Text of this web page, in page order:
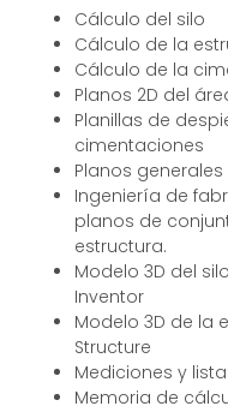
Cálculo del silo
Cálculo de la
Cálculo de la
Planos 2D del
Planillas de
cimentaciones
Planos
Ingeniería de
planos de
estructura.
Modelo 3D del
Inventor
Modelo 3D de la
Structure
Mediciones y
Memoria de